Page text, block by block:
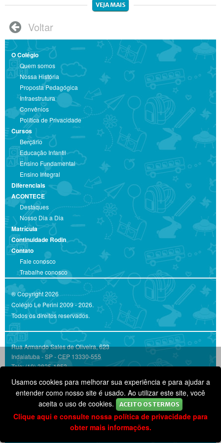
VEJA MAIS
 Voltar
O Colégio
Quem somos
Nossa História
Proposta Pedagógica
Infraestrutura
Convênios
Política de Privacidade
Cursos
Berçário
Educação Infantil
Ensino Fundamental
Ensino Integral
Diferenciais
ACONTECE
Destaques
Nosso Dia a Dia
Matrícula
Continuidade Rodin
Contato
Fale conosco
Trabalhe conosco
® Copyright 2026
Colégio Le Perini 2009 - 2026.
Todos os direitos reservados.
Rua Armando Sales de Oliveira, 623
Indaiatuba - SP - CEP 13330-555
Tels: (19) 3825-1853
Siga-nos nas Redes Sociais
Usamos cookies para melhorar sua experiência e para ajudar a
entender como nosso site é usado. Ao utilizar este site, você
aceita o uso de cookies.
ACEITO OS TERMOS
Clique aqui e consulte nossa política de privacidade para
obter mais informações.